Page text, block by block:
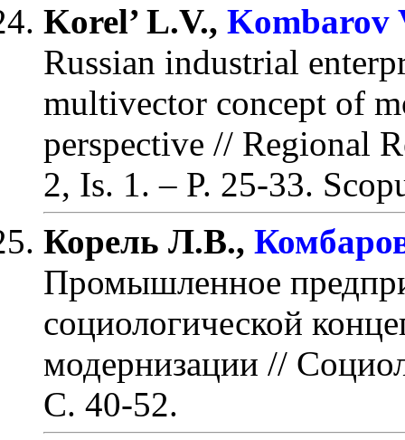
Korel’ L.V., Kombarov
Russian industrial
multivector concept of
perspective // Regional
2, Is. 1. – P. 25-33.
Корель Л.В.,
Промышленное
социологической
модернизации //
С. 40-52.